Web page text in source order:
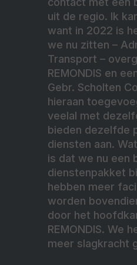
uit de regio. Ik
want in 2022 is
we nu zitten –
Transport –
REMONDIS en
Gebr. Scholten
hieraan
veelal met
bieden dezelfde
diensten aan.
is dat we nu een
dienstenpakket
hebben meer
worden
door het
REMONDIS. We
meer slagkracht